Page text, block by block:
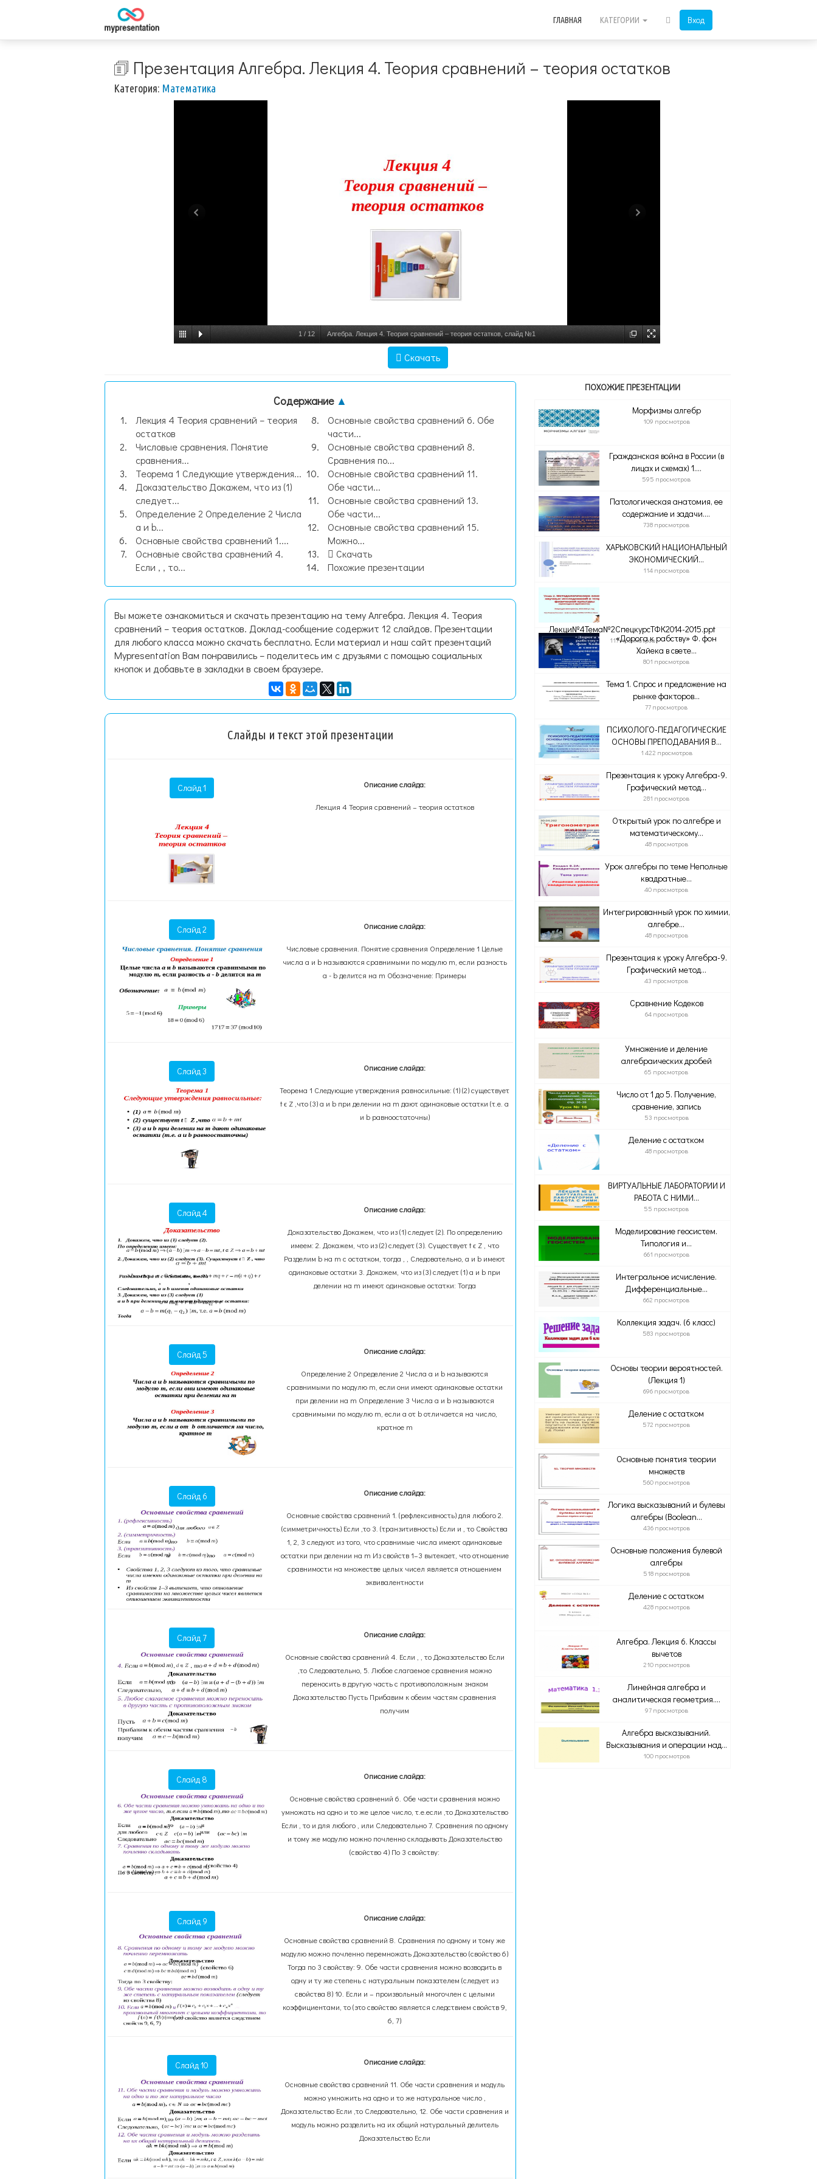
Вход
ГЛАВНАЯ КАТЕГОРИИ
🗊 Презентация Алгебра. Лекция 4. Теория сравнений – теория остатков
Категория: Математика
1 / 12 Алгебра. Лекция 4. Теория сравнений – теория остатков, слайд №1
Скачать
Содержание ▲
Лекция 4 Теория сравнений – теория
остатков
Числовые сравнения. Понятие
сравнения...
Теорема 1 Следующие утверждения...
Доказательство Докажем, что из (1)
следует...
Определение 2 Определение 2 Числа
a и b...
Основные свойства сравнений 1....
Основные свойства сравнений 4.
Если , , то...
Основные свойства сравнений 6. Обе
части...
Основные свойства сравнений 8.
Сравнения по...
Основные свойства сравнений 11.
Обе части...
Основные свойства сравнений 13.
Обе части...
Основные свойства сравнений 15.
Можно...
Скачать
Похожие презентации
Вы можете ознакомиться и скачать презентацию на тему Алгебра. Лекция 4. Теория
сравнений – теория остатков. Доклад-сообщение содержит 12 слайдов. Презентации
для любого класса можно скачать бесплатно. Если материал и наш сайт презентаций
Mypresentation Вам понравились – поделитесь им с друзьями с помощью социальных
кнопок и добавьте в закладки в своем браузере.
Слайды и текст этой презентации
Слайд 1 Описание слайда:
Лекция 4 Теория сравнений – теория остатков
Слайд 2 Описание слайда:
Числовые сравнения. Понятие сравнения Определение 1 Целые
числа a и b называются сравнимыми по модулю m, если разность
a - b делится на m Обозначение: Примеры
Слайд 3 Описание слайда:
Теорема 1 Следующие утверждения равносильные: (1) (2) существует
t ϵ Z ,что (3) a и b при делении на m дают одинаковые остатки (т.е. a
и b равноостаточны)
Слайд 4 Описание слайда:
Доказательство Докажем, что из (1) следует (2). По определению
имеем: 2. Докажем, что из (2) следует (3). Существует t ϵ Z , что
Разделим b на m с остатком, тогда , , Следовательно, a и b имеют
одинаковые остатки 3. Докажем, что из (3) следует (1) a и b при
делении на m имеют одинаковые остатки: Тогда
Слайд 5 Описание слайда:
Определение 2 Определение 2 Числа a и b называются
сравнимыми по модулю m, если они имеют одинаковые остатки
при делении на m Определение 3 Числа a и b называются
сравнимыми по модулю m, если a от b отличается на число,
кратное m
Слайд 6 Описание слайда:
Основные свойства сравнений 1. (рефлексивность) для любого 2.
(симметричность) Если ,то 3. (транзитивность) Если и , то Свойства
1, 2, 3 следуют из того, что сравнимые числа имеют одинаковые
остатки при делении на m Из свойств 1–3 вытекает, что отношение
сравнимости на множестве целых чисел является отношением
эквивалентности
Слайд 7 Описание слайда:
Основные свойства сравнений 4. Если , , то Доказательство Если
,то Следовательно, 5. Любое слагаемое сравнения можно
переносить в другую часть с противоположным знаком
Доказательство Пусть Прибавим к обеим частям сравнения
получим
Слайд 8 Описание слайда:
Основные свойства сравнений 6. Обе части сравнения можно
умножать на одно и то же целое число, т.е.если ,то Доказательство
Если , то и для любого , или Следовательно 7. Сравнения по одному
и тому же модулю можно почленно складывать Доказательство
(свойство 4) По 3 свойству:
Слайд 9 Описание слайда:
Основные свойства сравнений 8. Сравнения по одному и тому же
модулю можно почленно перемножать Доказательство (свойство 6)
Тогда по 3 свойству: 9. Обе части сравнения можно возводить в
одну и ту же степень с натуральным показателем (следует из
свойства 8) 10. Если и – произвольный многочлен с целыми
коэффициентами, то (это свойство является следствием свойств 9,
6, 7)
Слайд 10 Описание слайда:
Основные свойства сравнений 11. Обе части сравнения и модуль
можно умножить на одно и то же натуральное число ,
Доказательство Если ,то Cледовательно, 12. Обе части сравнения и
модуль можно разделить на их общий натуральный делитель
Доказательство Если
ПОХОЖИЕ ПРЕЗЕНТАЦИИ
Морфизмы алгебр
109 просмотров
Гражданская война в России (в
лицах и схемах) 1....
595 просмотров
Патологическая анатомия, ее
содержание и задачи....
738 просмотров
ХАРЬКОВСКИЙ НАЦИОНАЛЬНЫЙ
ЭКОНОМИЧЕСКИЙ...
114 просмотров
Лекци№4Тема№2СпецкурсТФК2014-2015.ppt
117 просмотров
«Дорога к рабству» Ф. фон
Хайека в свете...
801 просмотров
Тема 1. Спрос и предложение на
рынке факторов...
77 просмотров
ПСИХОЛОГО-ПЕДАГОГИЧЕСКИЕ
ОСНОВЫ ПРЕПОДАВАНИЯ В...
1 422 просмотров
Презентация к уроку Алгебра-9.
Графический метод...
281 просмотров
Открытый урок по алгебре и
математическому...
48 просмотров
Урок алгебры по теме Неполные
квадратные...
40 просмотров
Интегрированный урок по химии,
алгебре...
48 просмотров
Презентация к уроку Алгебра-9.
Графический метод...
43 просмотров
Сравнение Кодеков
64 просмотров
Умножение и деление
алгебраических дробей
65 просмотров
Число от 1 до 5. Получение,
сравнение, запись
53 просмотров
Деление с остатком
48 просмотров
ВИРТУАЛЬНЫЕ ЛАБОРАТОРИИ И
РАБОТА С НИМИ...
55 просмотров
Моделирование геосистем.
Типология и...
661 просмотров
Интегральное исчисление.
Дифференциальные...
662 просмотров
Коллекция задач. (6 класс)
583 просмотров
Основы теории вероятностей.
(Лекция 1)
696 просмотров
Деление с остатком
572 просмотров
Основные понятия теории
множеств
560 просмотров
Логика высказываний и булевы
алгебры (Boolean...
436 просмотров
Основные положения булевой
алгебры
518 просмотров
Деление с остатком
428 просмотров
Алгебра. Лекция 6. Классы
вычетов
210 просмотров
Линейная алгебра и
аналитическая геометрия....
97 просмотров
Алгебра высказываний.
Высказывания и операции над...
100 просмотров